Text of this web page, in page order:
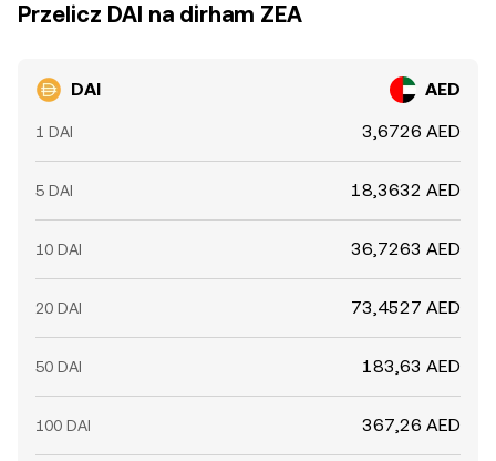
Przelicz DAI na dirham ZEA
DAI AED
1 DAI 3,6726 AED
5 DAI 18,3632 AED
10 DAI 36,7263 AED
20 DAI 73,4527 AED
50 DAI 183,63 AED
100 DAI 367,26 AED